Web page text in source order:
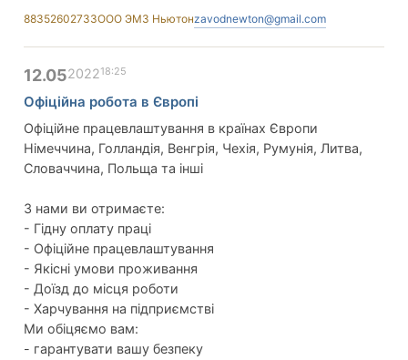
88352602733ООО ЭМЗ Ньютонzavodnewton@gmail.com
12.05202218:25
Офіційна робота в Європі
Офіційне працевлаштування в країнах Європи
Німеччина, Голландія, Венгрія, Чехія, Румунія, Литва,
Словаччина, Польща та інші
З нами ви отримаєте:
- Гідну оплату праці
- Офіційне працевлаштування
- Якісні умови проживання
- Доїзд до місця роботи
- Харчування на підприємстві
Ми обіцяємо вам:
- гарантувати вашу безпеку